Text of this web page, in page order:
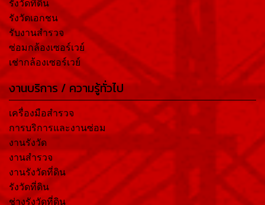
รังวัดที่ดิน
รังวัดเอกชน
รับงานสำรวจ
ซ่อมกล้องเซอร์เวย์
เช่ากล้องเซอร์เวย์
งานบริการ / ความรู้ทั่วไป
เครื่องมือสำรวจ
การบริการและงานซ่อม
งานรังวัด
งานสำรวจ
งานรังวัดที่ดิน
รังวัดที่ดิน
ช่างรังวัดที่ดิน